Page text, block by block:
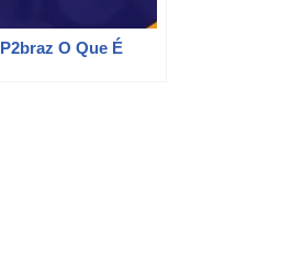
P2braz O Que É